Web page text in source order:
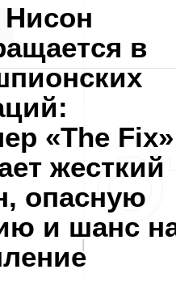
в
«The Fix»
жесткий
опасную
и шанс